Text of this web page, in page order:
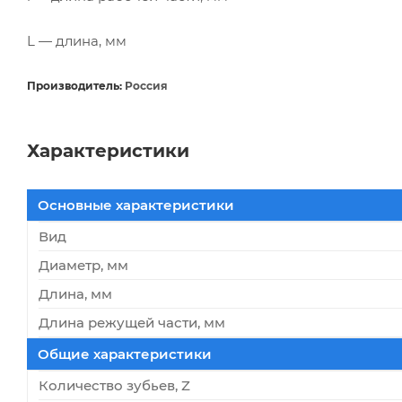
L — длина, мм
Производитель: Россия
Характеристики
Основные характеристики
Вид
Диаметр, мм
Длина, мм
Длина режущей части, мм
Общие характеристики
Количество зубьев, Z